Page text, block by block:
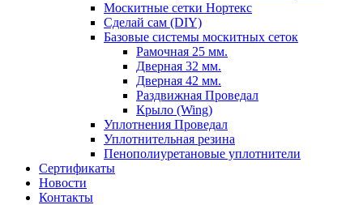
Москитные сетки Нортекс
Сделай сам (DIY)
Базовые системы москитных сеток
Рамочная 25 мм.
Дверная 32 мм.
Дверная 42 мм.
Раздвижная Проведал
Крыло (Wing)
Уплотнения Проведал
Уплотнительная резина
Пенополиуретановые уплотнители
Сертификаты
Новости
Контакты